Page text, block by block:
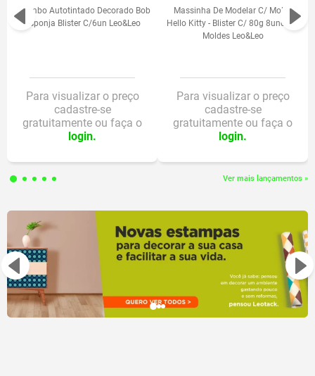
FICHA TÉCNICA:
Inclui 2 adesivos com estampa do Batman
Composição: Resinas termoplásticas PS
Possui Certificado INMETRO
Produto durável e seguro para jogar e se divertir
Carimbo Autotintado Decorado Bob
Esponja Blister C/6un Leo&Leo
Para visualizar o preço
cadastre-se
gratuitamente ou faça o
login.
Massinha De Modelar C/ Molde
Hello Kitty - Blister C/ 80g 8und + 3
Moldes Leo&Leo
Para visualizar o preço
cadastre-se
gratuitamente ou faça o
login.
Ver mais lançamentos »